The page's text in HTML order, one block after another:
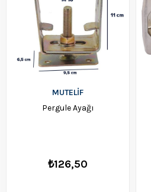
MUTELİF
Pergule Ayağı
₺126,50